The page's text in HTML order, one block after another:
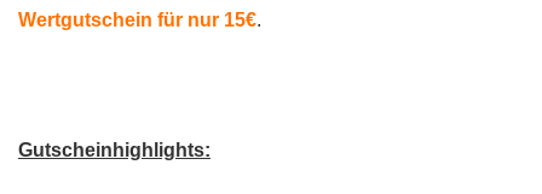
Wertgutschein für nur 15€.
Gutscheinhighlights: